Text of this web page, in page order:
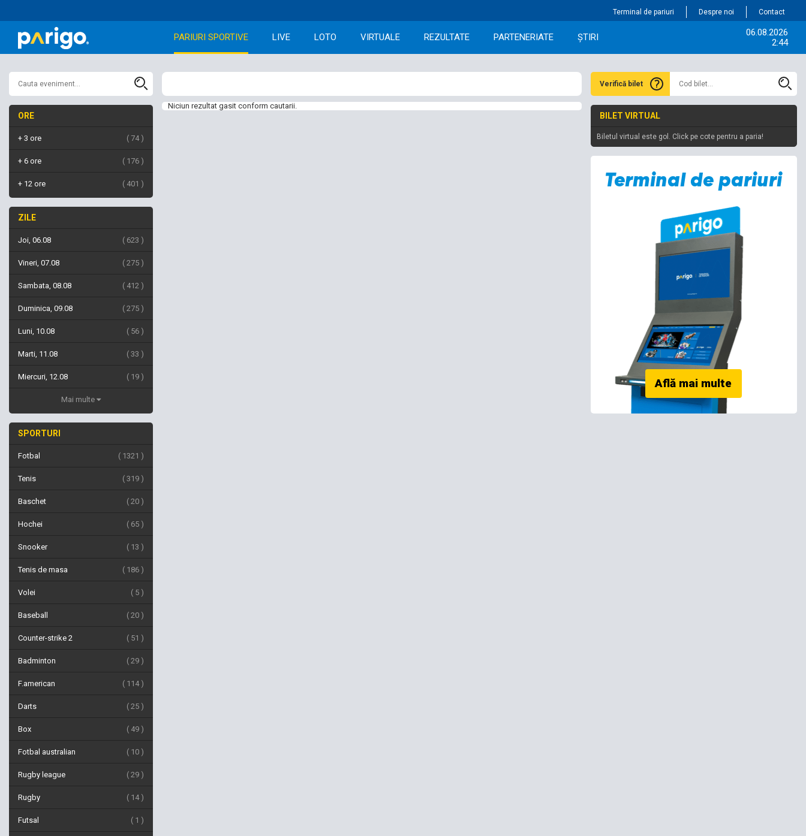
Terminal de pariuri Despre noi Contact
PARIURI SPORTIVE LIVE LOTO VIRTUALE REZULTATE PARTENERIATE ȘTIRI
06.08.2026
2:44
ORE
+ 3 ore 74
+ 6 ore 176
+ 12 ore 401
ZILE
Joi, 06.08 623
Vineri, 07.08 275
Sambata, 08.08 412
Duminica, 09.08 275
Luni, 10.08 56
Marti, 11.08 33
Miercuri, 12.08 19
Mai multe
SPORTURI
Fotbal 1321
Tenis 319
Baschet 20
Hochei 65
Snooker 13
Tenis de masa 186
Volei 5
Baseball 20
Counter-strike 2 51
Badminton 29
F.american 114
Darts 25
Box 49
Fotbal australian 10
Rugby league 29
Rugby 14
Futsal 1
Niciun rezultat gasit conform cautarii.
Verifică bilet
BILET VIRTUAL
Biletul virtual este gol. Click pe cote pentru a paria!